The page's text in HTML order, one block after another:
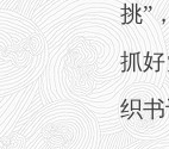
挑”
抓
织